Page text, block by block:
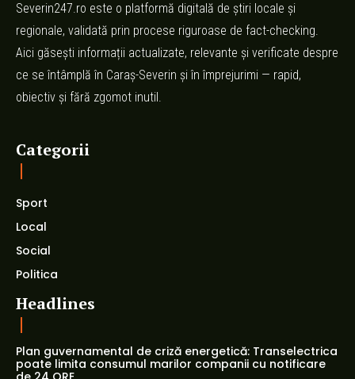
Severin247.ro este o platformă digitală de știri locale și
regionale, validată prin procese riguroase de fact-checking.
Aici găsești informații actualizate, relevante și verificate despre
ce se întâmplă în Caraș-Severin și în împrejurimi — rapid,
obiectiv și fără zgomot inutil.
Categorii
Sport
Local
Social
Politica
Headlines
Plan guvernamental de criză energetică: Transelectrica
poate limita consumul marilor companii cu notificare